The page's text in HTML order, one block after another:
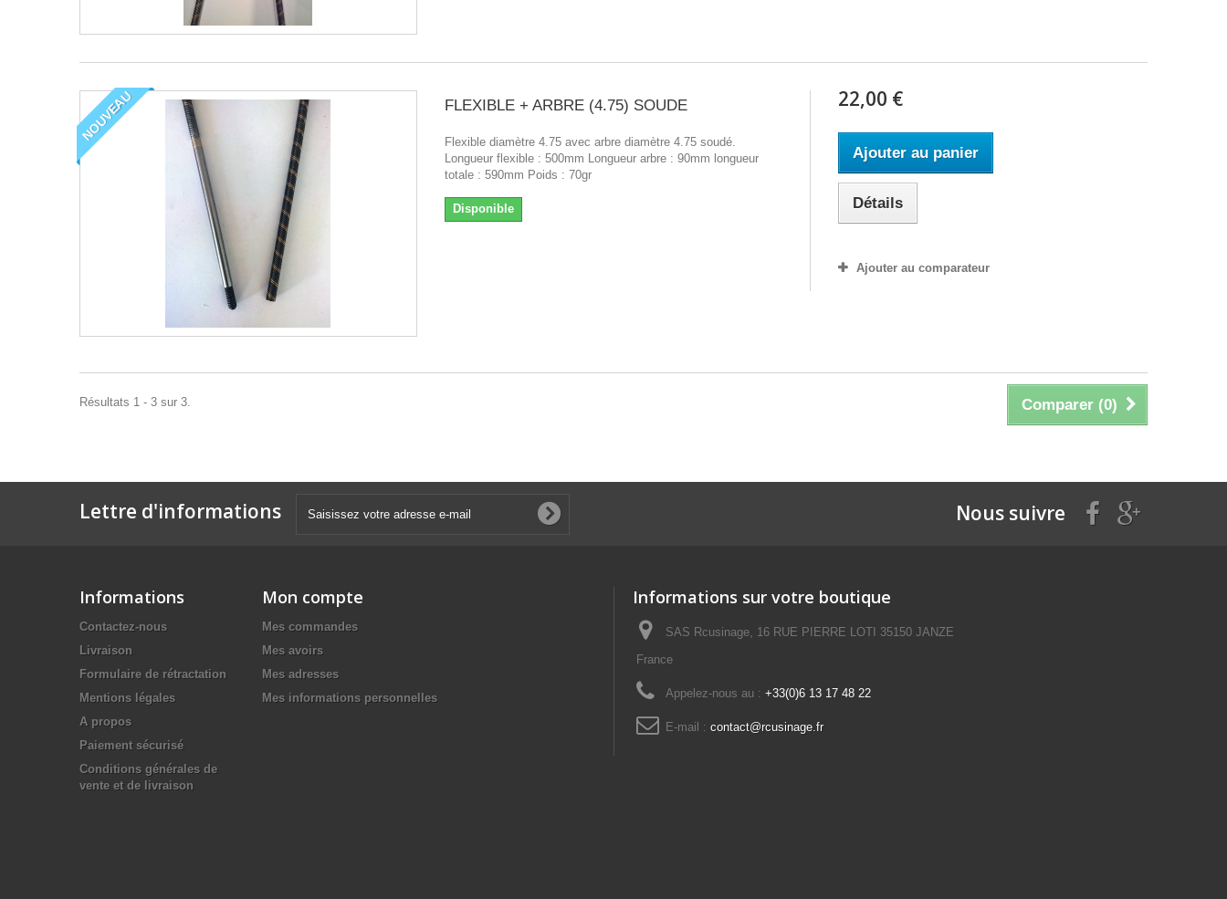
NOUVEAU FLEXIBLE + ARBRE (4.75) SOUDE
Flexible diamètre 4.75 avec arbre diamètre 4.75 soudé.
Longueur flexible : 500mm Longueur arbre : 90mm longueur
totale : 590mm Poids : 70gr
Disponible
22,00 €
Ajouter au panier
Détails
Ajouter au comparateur
Comparer (0)
Résultats 1 - 3 sur 3.
Lettre d'informations Nous suivre
Informations
Contactez-nous
Livraison
Formulaire de rétractation
Mentions légales
A propos
Paiement sécurisé
Conditions générales de
vente et de livraison
Mon compte
Mes commandes
Mes avoirs
Mes adresses
Mes informations personnelles
Informations sur votre boutique
SAS Rcusinage, 16 RUE PIERRE LOTI 35150 JANZE
France
Appelez-nous au : +33(0)6 13 17 48 22
E-mail : contact@rcusinage.fr